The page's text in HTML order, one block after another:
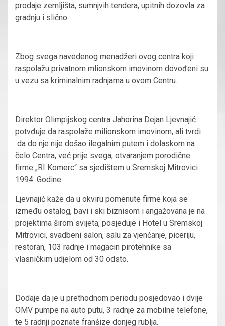
prodaje zemljišta, sumnjvih tendera, upitnih dozovla za
gradnju i slično.
Zbog svega navedenog menadžeri ovog centra koji
raspolažu privatnom mlionskom imovinom dovođeni su
u vezu sa kriminalnim radnjama u ovom Centru.
Direktor Olimpijskog centra Jahorina Dejan Ljevnajić
potvđuje da raspolaže milionskom imovinom, ali tvrdi
da do nje nije došao ilegalnim putem i dolaskom na
čelo Centra, već prije svega, otvaranjem porodične
firme „RI Komerc“ sa sjedištem u Sremskoj Mitrovici
1994. Godine.
Ljevnajić kaže da u okviru pomenute firme koja se
između ostalog, bavi i ski biznisom i angažovana je na
projektima širom svijeta, posjeduje i Hotel u Sremskoj
Mitrovici, svadbeni salon, salu za vjenčanje, piceriju,
restoran, 103 radnje i magacin pirotehnike sa
vlasničkim udjelom od 30 odsto.
Dodaje da je u prethodnom periodu posjedovao i dvije
OMV pumpe na auto putu, 3 radnje za mobilne telefone,
te 5 radnji poznate franšize donjeg rublja.